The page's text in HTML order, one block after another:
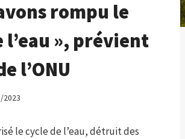
rompu le
l’eau », prévient
l’ONU
2023
le cycle de l’eau, détruit des